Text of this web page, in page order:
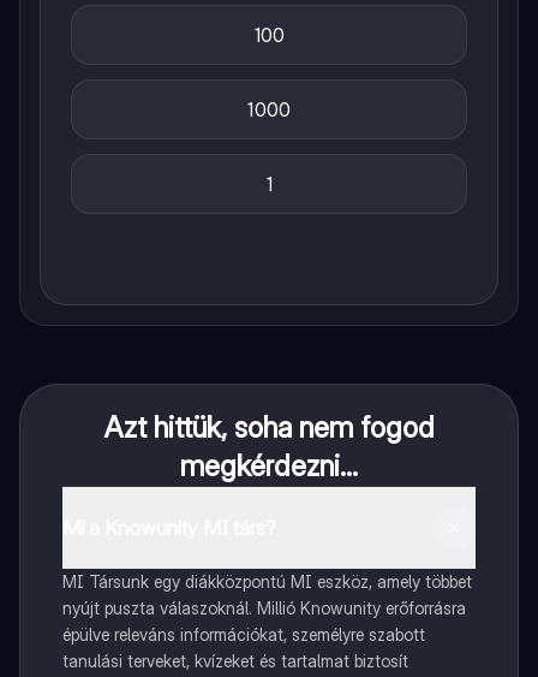
100
1000
1
Azt hittük, soha nem fogod
megkérdezni...
MI Társunk egy diákközpontú MI eszköz, amely többet
nyújt puszta válaszoknál. Millió Knowunity erőforrásra
épülve releváns információkat, személyre szabott
tanulási terveket, kvízeket és tartalmat biztosít